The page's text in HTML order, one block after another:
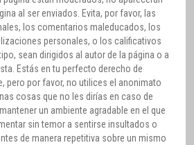
al ser enviados. Evita, por favor, las
los comentarios maleducados, los
personales, o los calificativos
sean dirigidos al autor de la página o a
Estás en tu perfecto derecho de
pero por favor, no utilices el anonimato
cosas que no les dirías en caso de
un ambiente agradable en el que
sin temor a sentirse insultados o
de manera repetitiva sobre un mismo